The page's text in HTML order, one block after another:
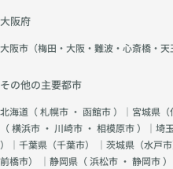
大阪府
大阪市（梅田・大阪・難波・心斎橋・天
その他の主要都市
北海道（札幌市 ・ 函館市）｜宮城県（
（横浜市 ・ 川崎市 ・ 相模原市）｜埼
）｜千葉県（千葉市） ｜茨城県（水戸市
前橋市） ｜静岡県（浜松市 ・ 静岡市